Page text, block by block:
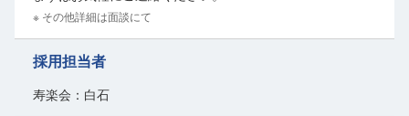
※ その他詳細は面談にて
採用担当者
寿楽会：白石